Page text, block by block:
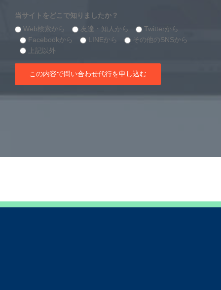
当サイトをどこで知りましたか？
Web検索から
友達・知人から
Twitterから
Facebookから
LINEから
その他のSNSから
上記以外